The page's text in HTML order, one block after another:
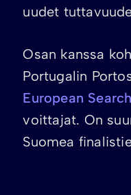
uudet
Osan kanssa
Portugalin
European
voittajat. On
Suomea